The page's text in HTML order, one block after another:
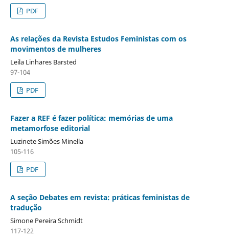
PDF
As relações da Revista Estudos Feministas com os
movimentos de mulheres
Leila Linhares Barsted
97-104
PDF
Fazer a REF é fazer política: memórias de uma
metamorfose editorial
Luzinete Simões Minella
105-116
PDF
A seção Debates em revista: práticas feministas de
tradução
Simone Pereira Schmidt
117-122